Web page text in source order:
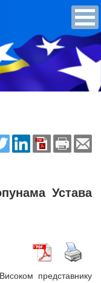
Устава
представнику